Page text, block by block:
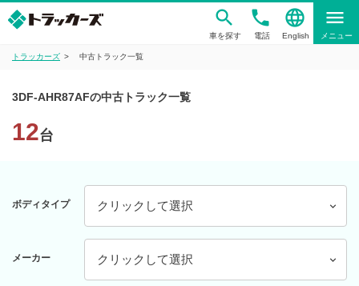
車を探す
phone
電話
language
English
menu
メニュー
トラッカーズ 中古トラック一覧
3DF-AHR87AFの中古トラック一覧
12台
ボディタイプ クリックして選択
メーカー クリックして選択